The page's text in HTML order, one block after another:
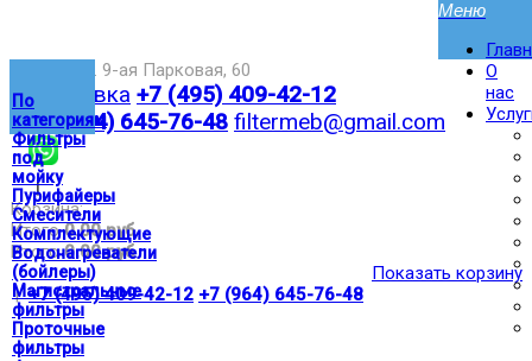
По
категориям
Фильтры
под
мойку
Пурифайеры
Смесители
Комплектующие
Водонагреватели
(бойлеры)
Магистральные
фильтры
Проточные
фильтры
Москва,ул. 9-ая Парковая, 60
Доставка +7 (495) 409-42-12
+7 (964) 645-76-48 filtermeb@gmail.com
|
Корзина:
Итого0.00 руб
Итого0.00 руб
Показать корзину
| +7 (495) 409-42-12 +7 (964) 645-76-48
О
нас